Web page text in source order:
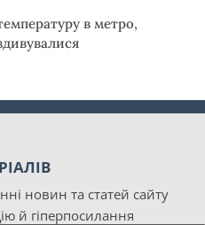
в метро,
новин та статей сайту
й гіперпосилання